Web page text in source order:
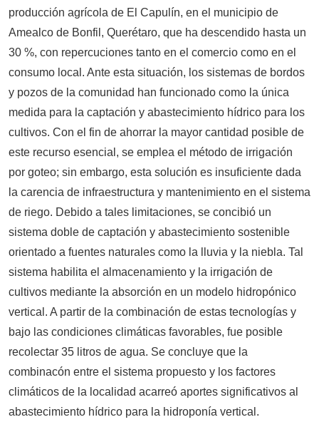
producción agrícola de El Capulín, en el municipio de
Amealco de Bonfil, Querétaro, que ha descendido hasta un
30 %, con repercuciones tanto en el comercio como en el
consumo local. Ante esta situación, los sistemas de bordos
y pozos de la comunidad han funcionado como la única
medida para la captación y abastecimiento hídrico para los
cultivos. Con el fin de ahorrar la mayor cantidad posible de
este recurso esencial, se emplea el método de irrigación
por goteo; sin embargo, esta solución es insuficiente dada
la carencia de infraestructura y mantenimiento en el sistema
de riego. Debido a tales limitaciones, se concibió un
sistema doble de captación y abastecimiento sostenible
orientado a fuentes naturales como la lluvia y la niebla. Tal
sistema habilita el almacenamiento y la irrigación de
cultivos mediante la absorción en un modelo hidropónico
vertical. A partir de la combinación de estas tecnologías y
bajo las condiciones climáticas favorables, fue posible
recolectar 35 litros de agua. Se concluye que la
combinacón entre el sistema propuesto y los factores
climáticos de la localidad acarreó aportes significativos al
abastecimiento hídrico para la hidroponía vertical.